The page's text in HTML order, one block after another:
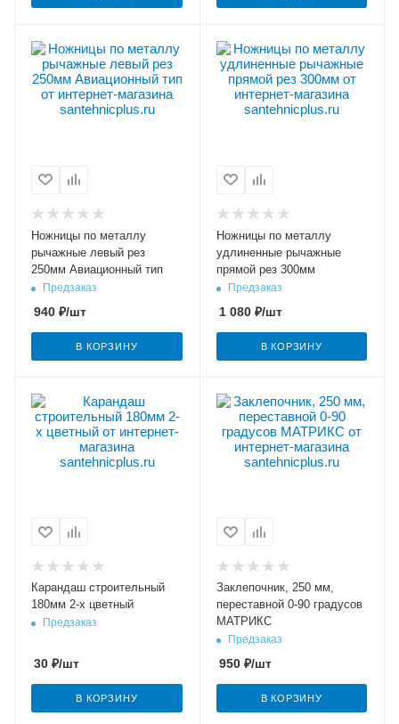
Ножницы по металлу
рычажные левый рез
250мм Авиационный тип
Предзаказ
940 ₽/шт
В КОРЗИНУ
Ножницы по металлу
удлиненные рычажные
прямой рез 300мм
Предзаказ
1 080₽/шт
В КОРЗИНУ
Карандаш строительный
180мм 2-х цветный
Предзаказ
30 ₽/шт
В КОРЗИНУ
Заклепочник, 250 мм,
переставной 0-90 градусов
МАТРИКС
Предзаказ
950₽/шт
В КОРЗИНУ